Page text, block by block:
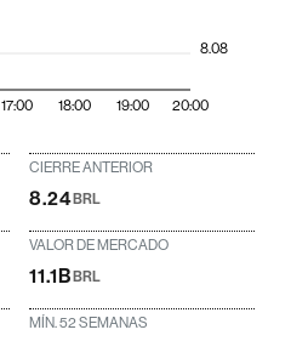
17:00 18:00 19:00 20:00
8.08
CIERRE ANTERIOR
8.24BRL
VALOR DE MERCADO
11.1BBRL
MÍN. 52 SEMANAS